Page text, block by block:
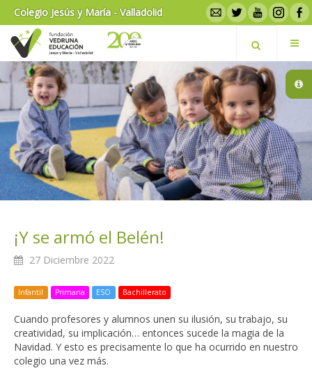
Colegio Jesús y María - Valladolid
¡Y se armó el Belén!
27 Diciembre 2022
Infantil Primaria ESO Bachillerato
Cuando profesores y alumnos unen su ilusión, su trabajo, su
creatividad, su implicación… entonces sucede la magia de la
Navidad. Y esto es precisamente lo que ha ocurrido en nuestro
colegio una vez más.